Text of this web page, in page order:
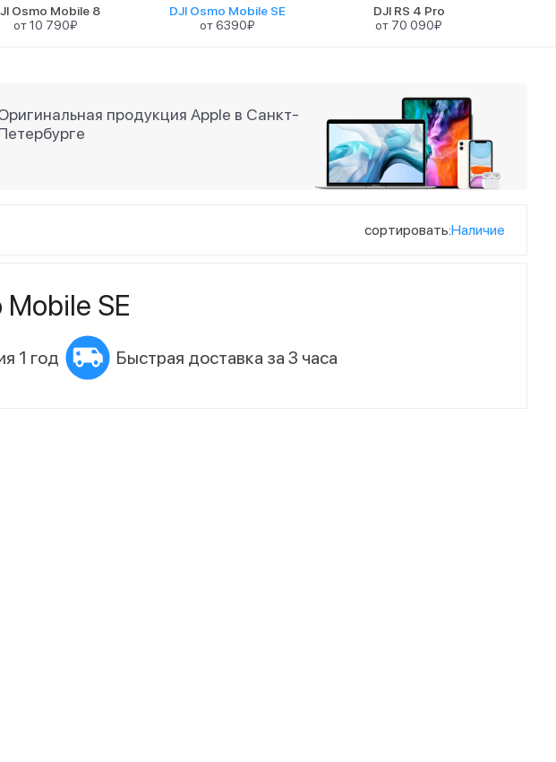
Osmo Mobile 8
от 10 790₽
DJI Osmo Mobile SE
от 6390₽
DJI RS 4 Pro
от 70 090₽
продукция Apple в Санкт-
сортировать:Наличие
Mobile SE
1 год Быстрая доставка за 3 часа